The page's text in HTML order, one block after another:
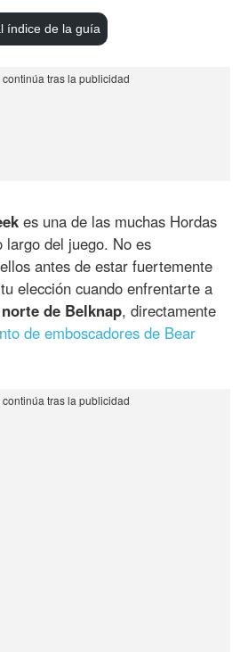
índice de la guía
es una de las muchas Hordas
largo del juego. No es
antes de estar fuertemente
elección cuando enfrentarte a
norte de Belknap, directamente
de emboscadores de Bear